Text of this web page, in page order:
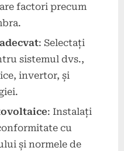
factori precum
: Selectați
sistemul dvs.,
invertor, și
: Instalați
cu
și normele de